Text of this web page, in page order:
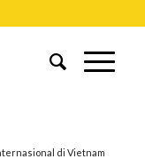
di Vietnam